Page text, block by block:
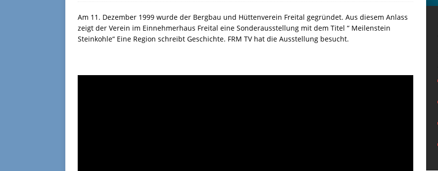
Am 11. Dezember 1999 wurde der Bergbau und Hüttenverein Freital gegründet. Aus diesem Anlass
zeigt der Verein im Einnehmerhaus Freital eine Sonderausstellung mit dem Titel “ Meilenstein
Steinkohle“ Eine Region schreibt Geschichte. FRM TV hat die Ausstellung besucht.